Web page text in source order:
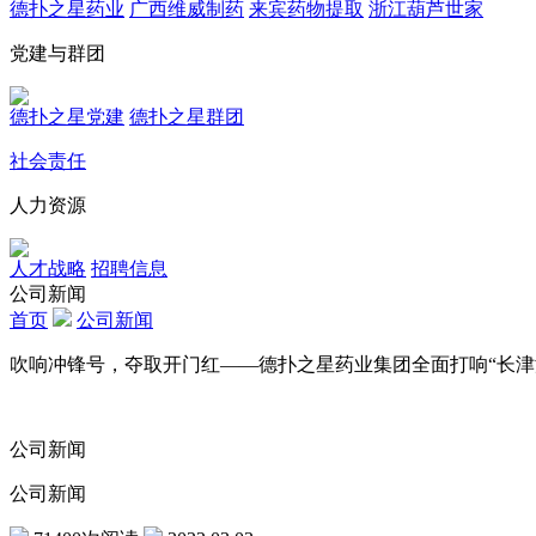
德扑之星药业 广西维威制药 来宾药物提取 浙江葫芦世家
党建与群团
德扑之星党建 德扑之星群团
社会责任
人力资源
人才战略 招聘信息
公司新闻
首页
公司新闻
吹响冲锋号，夺取开门红——德扑之星药业集团全面打响“长津
公司新闻
公司新闻